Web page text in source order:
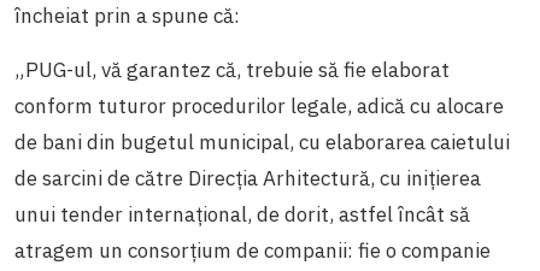
încheiat prin a spune că:
„PUG-ul, vă garantez că, trebuie să fie elaborat
conform tuturor procedurilor legale, adică cu alocare
de bani din bugetul municipal, cu elaborarea caietului
de sarcini de către Direcția Arhitectură, cu inițierea
unui tender internațional, de dorit, astfel încât să
atragem un consorțium de companii: fie o companie